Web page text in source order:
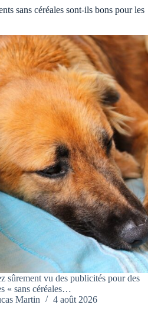
sans céréales sont-ils bons pour les
sûrement vu des publicités pour des
« sans céréales…
Martin
4 août 2026